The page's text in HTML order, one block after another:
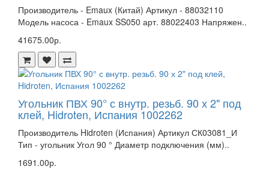
Производитель - Emaux (Китай) Артикул - 88032110
Модель насоса - Emaux SS050 арт. 88022403 Напряжен..
41675.00р.
Угольник ПВХ 90° с внутр. резьб. 90 х 2" под
клей, Hidroten, Испания 1002262
Производитель Hidroten (Испания) Артикул СК03081_И
Тип - угольник Угол 90 ° Диаметр подключения (мм)..
1691.00р.